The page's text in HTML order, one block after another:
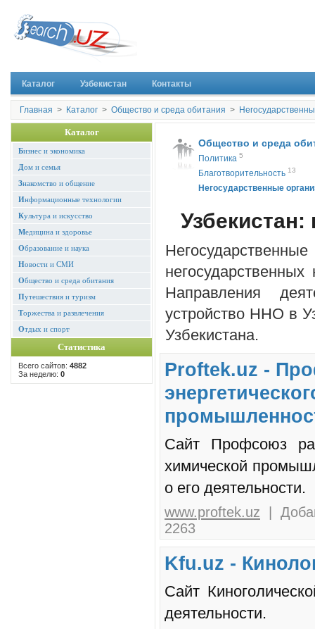
Каталог Узбекистан Контакты
Главная > Каталог > Общество и среда обитания >
Каталог
Бизнес и экономика
Дом и семья
Знакомство и общение
Информационные технологии
Культура и искусство
Медицина и здоровье
Образование и наука
Новости и СМИ
Общество и среда обитания
Путешествия и туризм
Торжества и развлечения
Отдых и спорт
Статистика
Всего сайтов: 4882
За неделю: 0
Общество и среда
Политика 5
Благотворительность 13
Негосударственные
Узбекистан:
негосударственных
Направления
устройство ННО в
Узбекистана.
Proftek.uz -
Сайт Профсоюз
химической
о его деятельности.
www.proftek.uz |
2263
Kfu.uz -
Сайт
деятельности.